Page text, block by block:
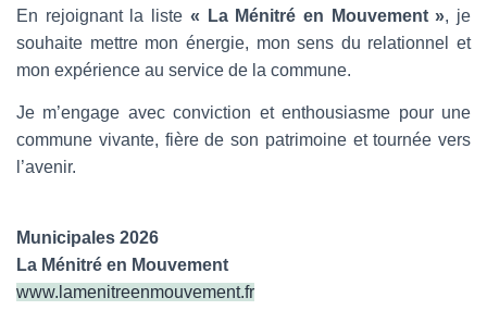
En rejoignant la liste « La Ménitré en Mouvement », je
souhaite mettre mon énergie, mon sens du relationnel et
mon expérience au service de la commune.
Je m’engage avec conviction et enthousiasme pour une
commune vivante, fière de son patrimoine et tournée vers
l’avenir.
Municipales 2026
La Ménitré en Mouvement
www.lamenitreenmouvement.fr